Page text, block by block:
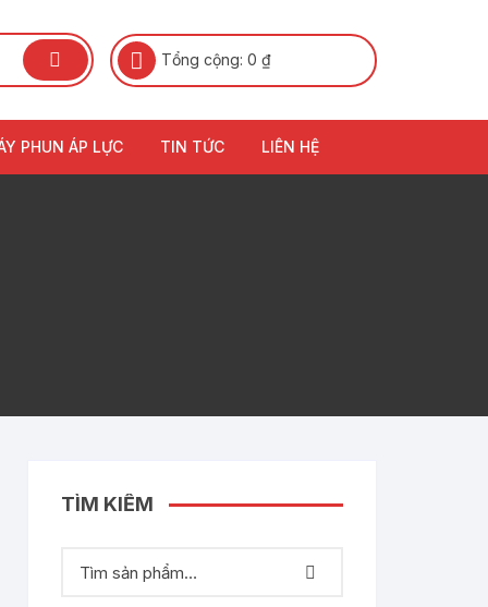
Tổng cộng: 0 ₫
PHUN ÁP LỰC TIN TỨC LIÊN HỆ
TÌM KIẾM